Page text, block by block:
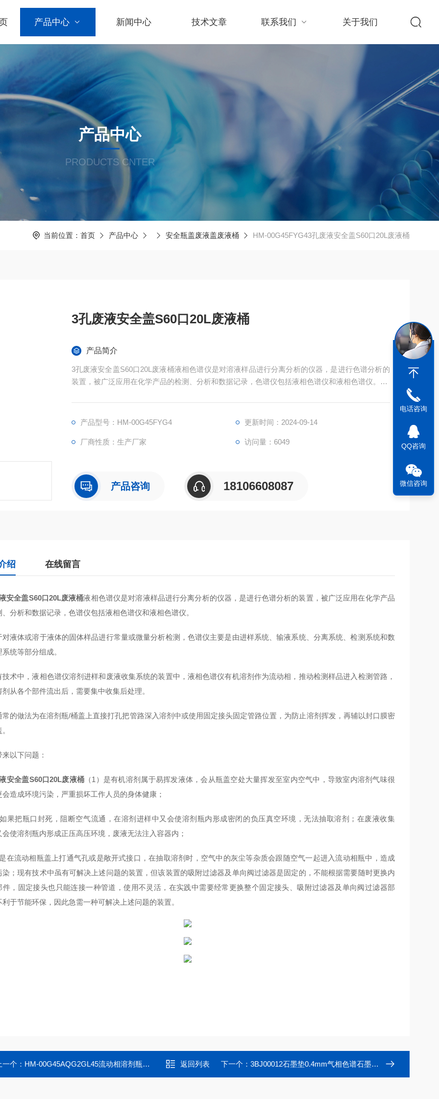
产品中心 新闻中心 技术文章 联系我们 关于我们
产品中心
PRODUCTS CNTER
当前位置： 首页 产品中心 安全瓶盖废液盖废液桶 HM-00G45FYG43孔废液安全盖S60口20L废液桶
3孔废液安全盖S60口20L废液桶
产品简介
3孔废液安全盖S60口20L废液桶液相色谱仪是对溶液样品进行分离分析的仪器，是进行色谱分析的
装置，被广泛应用在化学产品的检测、分析和数据记录，色谱仪包括液相色谱仪和液相色谱仪。
产品型号：HM-00G45FYG4
更新时间：2024-09-14
厂商性质：生产厂家 访问量：6049
产品咨询 18106608087
绍 在线留言
安全盖S60口20L废液桶液相色谱仪是对溶液样品进行分离分析的仪器，是进行色谱分析的装置，被广泛应用在化学产品
、分析和数据记录，色谱仪包括液相色谱仪和液相色谱仪。
对液体或溶于液体的固体样品进行常量或微量分析检测，色谱仪主要是由进样系统、输液系统、分离系统、检测系统和数
统等部分组成。
技术中，液相色谱仪溶剂进样和废液收集系统的装置中，液相色谱仪有机溶剂作为流动相，推动检测样品进入检测管路，
剂从各个部件流出后，需要集中收集后处理。
常的做法为在溶剂瓶/桶盖上直接打孔把管路深入溶剂中或使用固定接头固定管路位置，为防止溶剂挥发，再辅以封口膜密
以下问题：
安全盖S60口20L废液桶 （1）是有机溶剂属于易挥发液体，会从瓶盖空处大量挥发至室内空气中，导致室内溶剂气味很
会造成环境污染，严重损坏工作人员的身体健康；
果把瓶口封死，阻断空气流通，在溶剂进样中又会使溶剂瓶内形成密闭的负压真空环境，无法抽取溶剂；在废液收集
会使溶剂瓶内形成正压高压环境，废液无法注入容器内；
在流动相瓶盖上打通气孔或是敞开式接口，在抽取溶剂时，空气中的灰尘等杂质会跟随空气一起进入流动相瓶中，造成
染；现有技术中虽有可解决上述问题的装置，但该装置的吸附过滤器及单向阀过滤器是固定的，不能根据需要随时更换内
件，固定接头也只能连接一种管道，使用不灵活，在实践中需要经常更换整个固定接头、吸附过滤器及单向阀过滤器部
利于节能环保，因此急需一种可解决上述问题的装置。
一个： HM-00G45AQG2GL45流动相溶剂瓶安全瓶盖黑色带安全阀 返回列表 下一个： 3BJ00012石墨垫0.4mm气相色谱石墨密封垫圈（短型）0.4mm内径
电话咨询
QQ咨询
微信咨询